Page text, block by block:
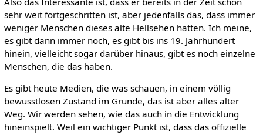
sehr weit fortgeschritten ist, aber jedenfalls das, dass immer
weniger Menschen dieses alte Hellsehen hatten. Ich meine,
es gibt dann immer noch, es gibt bis ins 19. Jahrhundert
hinein, vielleicht sogar darüber hinaus, gibt es noch einzelne
Menschen, die das haben.
Es gibt heute Medien, die was schauen, in einem völlig
bewusstlosen Zustand im Grunde, das ist aber alles alter
Weg. Wir werden sehen, wie das auch in die Entwicklung
hineinspielt. Weil ein wichtiger Punkt ist, dass das offizielle